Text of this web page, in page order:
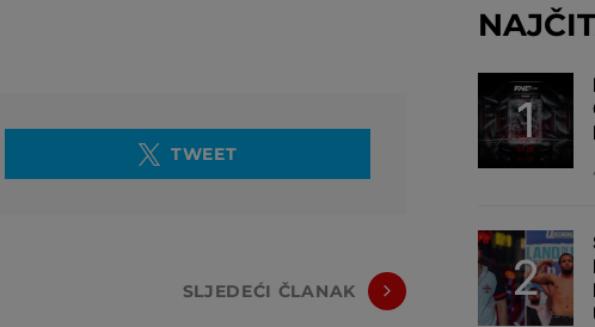
TWEET
SLJEDEĆI ČLANAK